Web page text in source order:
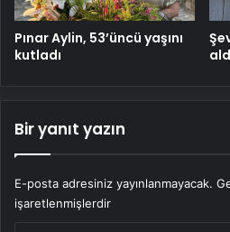
Pınar Aylin, 53’üncü yaşını
kutladı
Bir yanıt yazın
E-posta adresiniz yayınlanmayacak.
işaretlenmişlerdir